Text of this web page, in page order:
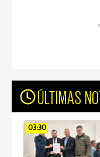
ÚLTIMAS
03:30